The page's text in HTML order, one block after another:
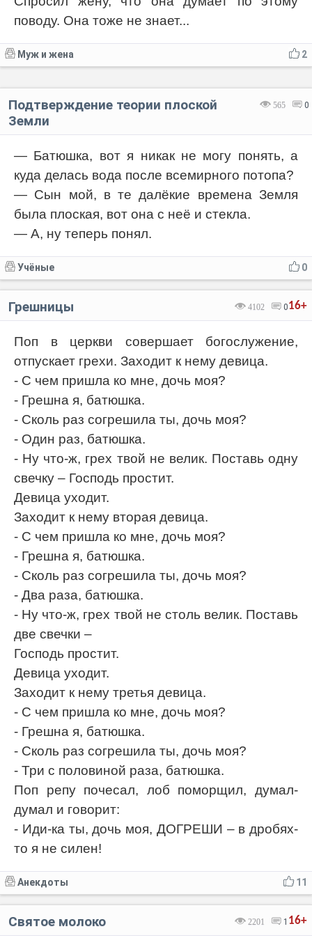
поводу. Она тоже не знает...
2
Муж и жена
565 0
Подтверждение теории плоской
Земли
— Батюшка, вот я никак не могу понять, а
куда делась вода после всемирного потопа?
— Сын мой, в те далёкие времена Земля
была плоская, вот она с неё и стекла.
— А, ну теперь понял.
0
Учёные
16+
4102 0
Грешницы
Поп в церкви совершает богослужение,
отпускает грехи. Заходит к нему девица.
- С чем пришла ко мне, дочь моя?
- Грешна я, батюшка.
- Сколь раз согрешила ты, дочь моя?
- Один раз, батюшка.
- Ну что-ж, грех твой не велик. Поставь одну
свечку – Господь простит.
Девица уходит.
Заходит к нему вторая девица.
- С чем пришла ко мне, дочь моя?
- Грешна я, батюшка.
- Сколь раз согрешила ты, дочь моя?
- Два раза, батюшка.
- Ну что-ж, грех твой не столь велик. Поставь
две свечки –
Господь простит.
Девица уходит.
Заходит к нему третья девица.
- С чем пришла ко мне, дочь моя?
- Грешна я, батюшка.
- Сколь раз согрешила ты, дочь моя?
- Три с половиной раза, батюшка.
Поп репу почесал, лоб поморщил, думал-
думал и говорит:
- Иди-ка ты, дочь моя, ДОГРЕШИ – в дробях-
то я не силен!
11
Анекдоты
16+
2201 1
Святое молоко